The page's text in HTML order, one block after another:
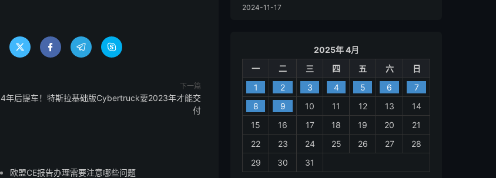
   
下一篇
4年后提车！特斯拉基础版Cybertruck要2023年才能交
付
欧盟CE报告办理需要注意哪些问题
2024-11-17
2025年 4月
一
二 三 四 五 六
日
1
2 3 4 5 6
7
8
9 10 11 12 13
14
15
16 17 18 19 20
21
22
23 24 25 26 27
28
29
30 31